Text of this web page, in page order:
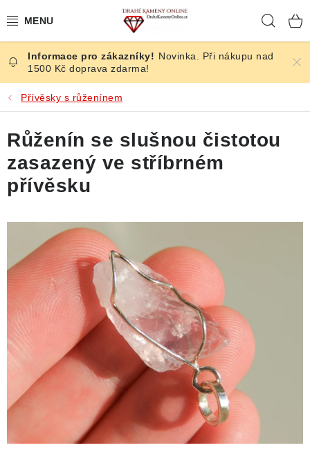
na
ČESKÉ KAMENY
ŠPERKY
KAMENY ZE SVĚTA
BROUŠENÉ
ÚČINKY
KRYSTALY
ČLÁNKY
NALEZIŠTĚ
NÁŠ PŘÍBĚH
Novinka. Při nákupu nad
1500 Kč doprava zdarma!
Přívěsky s růženínem
Růženín se slušnou čistotou
zasazený ve stříbrném
přívěsku